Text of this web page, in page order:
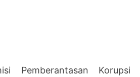
Pemberantasan Korupsi